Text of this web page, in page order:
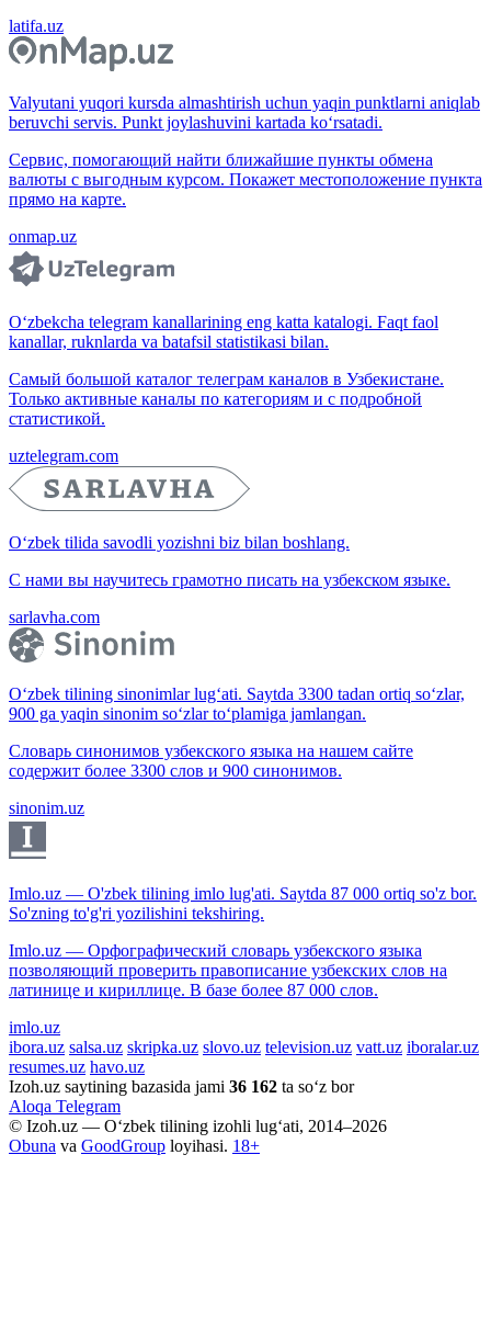
latifa.uz
Valyutani yuqori kursda almashtirish uchun yaqin punktlarni aniqlab
beruvchi servis. Punkt joylashuvini kartada ko‘rsatadi.
Сервис, помогающий найти ближайшие пункты обмена
валюты с выгодным курсом. Покажет местоположение пункта
прямо на карте.
onmap.uz
O‘zbekcha telegram kanallarining eng katta katalogi. Faqt faol
kanallar, ruknlarda va batafsil statistikasi bilan.
Самый большой каталог телеграм каналов в Узбекистане.
Только активные каналы по категориям и с подробной
статистикой.
uztelegram.com
O‘zbek tilida savodli yozishni biz bilan boshlang.
С нами вы научитесь грамотно писать на узбекском языке.
sarlavha.com
O‘zbek tilining sinonimlar lug‘ati. Saytda 3300 tadan ortiq so‘zlar,
900 ga yaqin sinonim so‘zlar to‘plamiga jamlangan.
Словарь синонимов узбекского языка на нашем сайте
содержит более 3300 слов и 900 синонимов.
sinonim.uz
Imlo.uz — O'zbek tilining imlo lug'ati. Saytda 87 000 ortiq so'z bor.
So'zning to'g'ri yozilishini tekshiring.
Imlo.uz — Орфографический словарь узбекского языка
позволяющий проверить правописание узбекских слов на
латинице и кириллице. В базе более 87 000 слов.
imlo.uz
ibora.uz salsa.uz skripka.uz slovo.uz television.uz vatt.uz iboralar.uz
resumes.uz havo.uz
Izoh.uz saytining bazasida jami 36 162 ta so‘z bor
Aloqa Telegram
© Izoh.uz — O‘zbek tilining izohli lug‘ati, 2014–2026
Obuna va GoodGroup loyihasi. 18+